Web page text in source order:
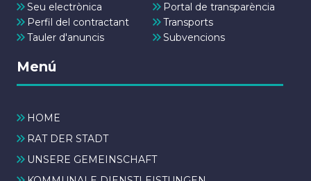
Seu electrònica
Portal de transparència
Perfil del contractant
Transports
Tauler d'anuncis
Subvencions
Menú
HOME
RAT DER STADT
UNSERE GEMEINSCHAFT